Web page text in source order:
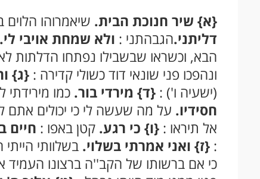
{א} שיר חנוכת הבית. שיאמרוהו
דליתני.הגבהתני : ולא שמחת אויבי לי.
הבא, וכשראו שבשבילו נפתחו הדלתות
ונהפכו פני שונאי דוד כשולי קדירה : {ג}
(ישעיה ו') : {ד} מירדי בור. כמו
חסידיו. על מה שעשה לי כי יכולים אתם
אל תיראו : {ו} כי רגע. קטן באפו : חיים
: {ז} ואני אמרתי בשלוי. בשלוותי
כי אם ברשותו של הקב''ה ברצונו העמיד